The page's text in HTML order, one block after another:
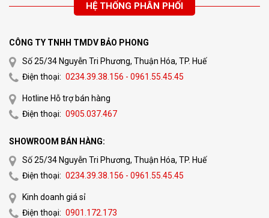
HỆ THỐNG PHÂN PHỐI
CÔNG TY TNHH TMDV BẢO PHONG
Số 25/34 Nguyễn Tri Phương, Thuận Hóa, TP. Huế
Điện thoại: 0234.39.38.156 - 0961.55.45.45
Hotline Hỗ trợ bán hàng
Điện thoại: 0905.037.467
SHOWROOM BÁN HÀNG:
Số 25/34 Nguyễn Tri Phương, Thuận Hóa, TP. Huế
Điện thoại: 0234.39.38.156 - 0961.55.45.45
Kinh doanh giá sỉ
Điện thoại: 0901.172.173